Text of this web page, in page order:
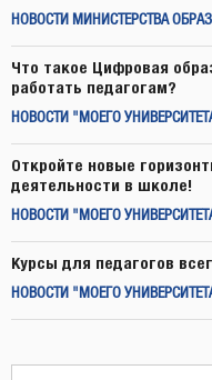
НОВОСТИ МИНИСТЕРСТВА
Что такое Цифровая
работать педагогам?
НОВОСТИ "МОЕГО
Откройте новые
деятельности в школе!
НОВОСТИ "МОЕГО
Курсы для педагогов
НОВОСТИ "МОЕГО